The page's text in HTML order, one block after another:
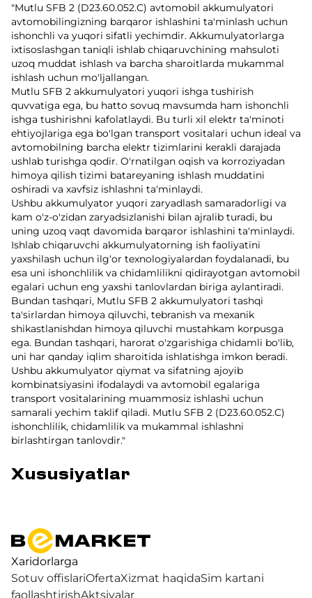
"Mutlu SFB 2 (D23.60.052.C) avtomobil akkumulyatori
avtomobilingizning barqaror ishlashini ta'minlash uchun
ishonchli va yuqori sifatli yechimdir. Akkumulyatorlarga
ixtisoslashgan taniqli ishlab chiqaruvchining mahsuloti
uzoq muddat ishlash va barcha sharoitlarda mukammal
ishlash uchun mo'ljallangan.
Mutlu SFB 2 akkumulyatori yuqori ishga tushirish
quvvatiga ega, bu hatto sovuq mavsumda ham ishonchli
ishga tushirishni kafolatlaydi. Bu turli xil elektr ta'minoti
ehtiyojlariga ega bo'lgan transport vositalari uchun ideal va
avtomobilning barcha elektr tizimlarini kerakli darajada
ushlab turishga qodir. O'rnatilgan oqish va korroziyadan
himoya qilish tizimi batareyaning ishlash muddatini
oshiradi va xavfsiz ishlashni ta'minlaydi.
Ushbu akkumulyator yuqori zaryadlash samaradorligi va
kam o'z-o'zidan zaryadsizlanishi bilan ajralib turadi, bu
uning uzoq vaqt davomida barqaror ishlashini ta'minlaydi.
Ishlab chiqaruvchi akkumulyatorning ish faoliyatini
yaxshilash uchun ilg‘or texnologiyalardan foydalanadi, bu
esa uni ishonchlilik va chidamlilikni qidirayotgan avtomobil
egalari uchun eng yaxshi tanlovlardan biriga aylantiradi.
Bundan tashqari, Mutlu SFB 2 akkumulyatori tashqi
ta'sirlardan himoya qiluvchi, tebranish va mexanik
shikastlanishdan himoya qiluvchi mustahkam korpusga
ega. Bundan tashqari, harorat o'zgarishiga chidamli bo'lib,
uni har qanday iqlim sharoitida ishlatishga imkon beradi.
Ushbu akkumulyator qiymat va sifatning ajoyib
kombinatsiyasini ifodalaydi va avtomobil egalariga
transport vositalarining muammosiz ishlashi uchun
samarali yechim taklif qiladi. Mutlu SFB 2 (D23.60.052.C)
ishonchlilik, chidamlilik va mukammal ishlashni
birlashtirgan tanlovdir."
Xususiyatlar
Xaridorlarga
Sotuv offislariOfertaXizmat haqidaSim kartani
faollashtirishAktsiyalar